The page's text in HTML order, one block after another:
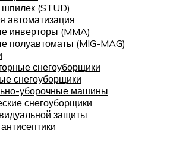
(STUD)
автоматизация
инверторы (MMA)
полуавтоматы (MIG-MAG)
снегоуборщики
снегоуборщики
уборочные машины
снегоуборщики
защиты